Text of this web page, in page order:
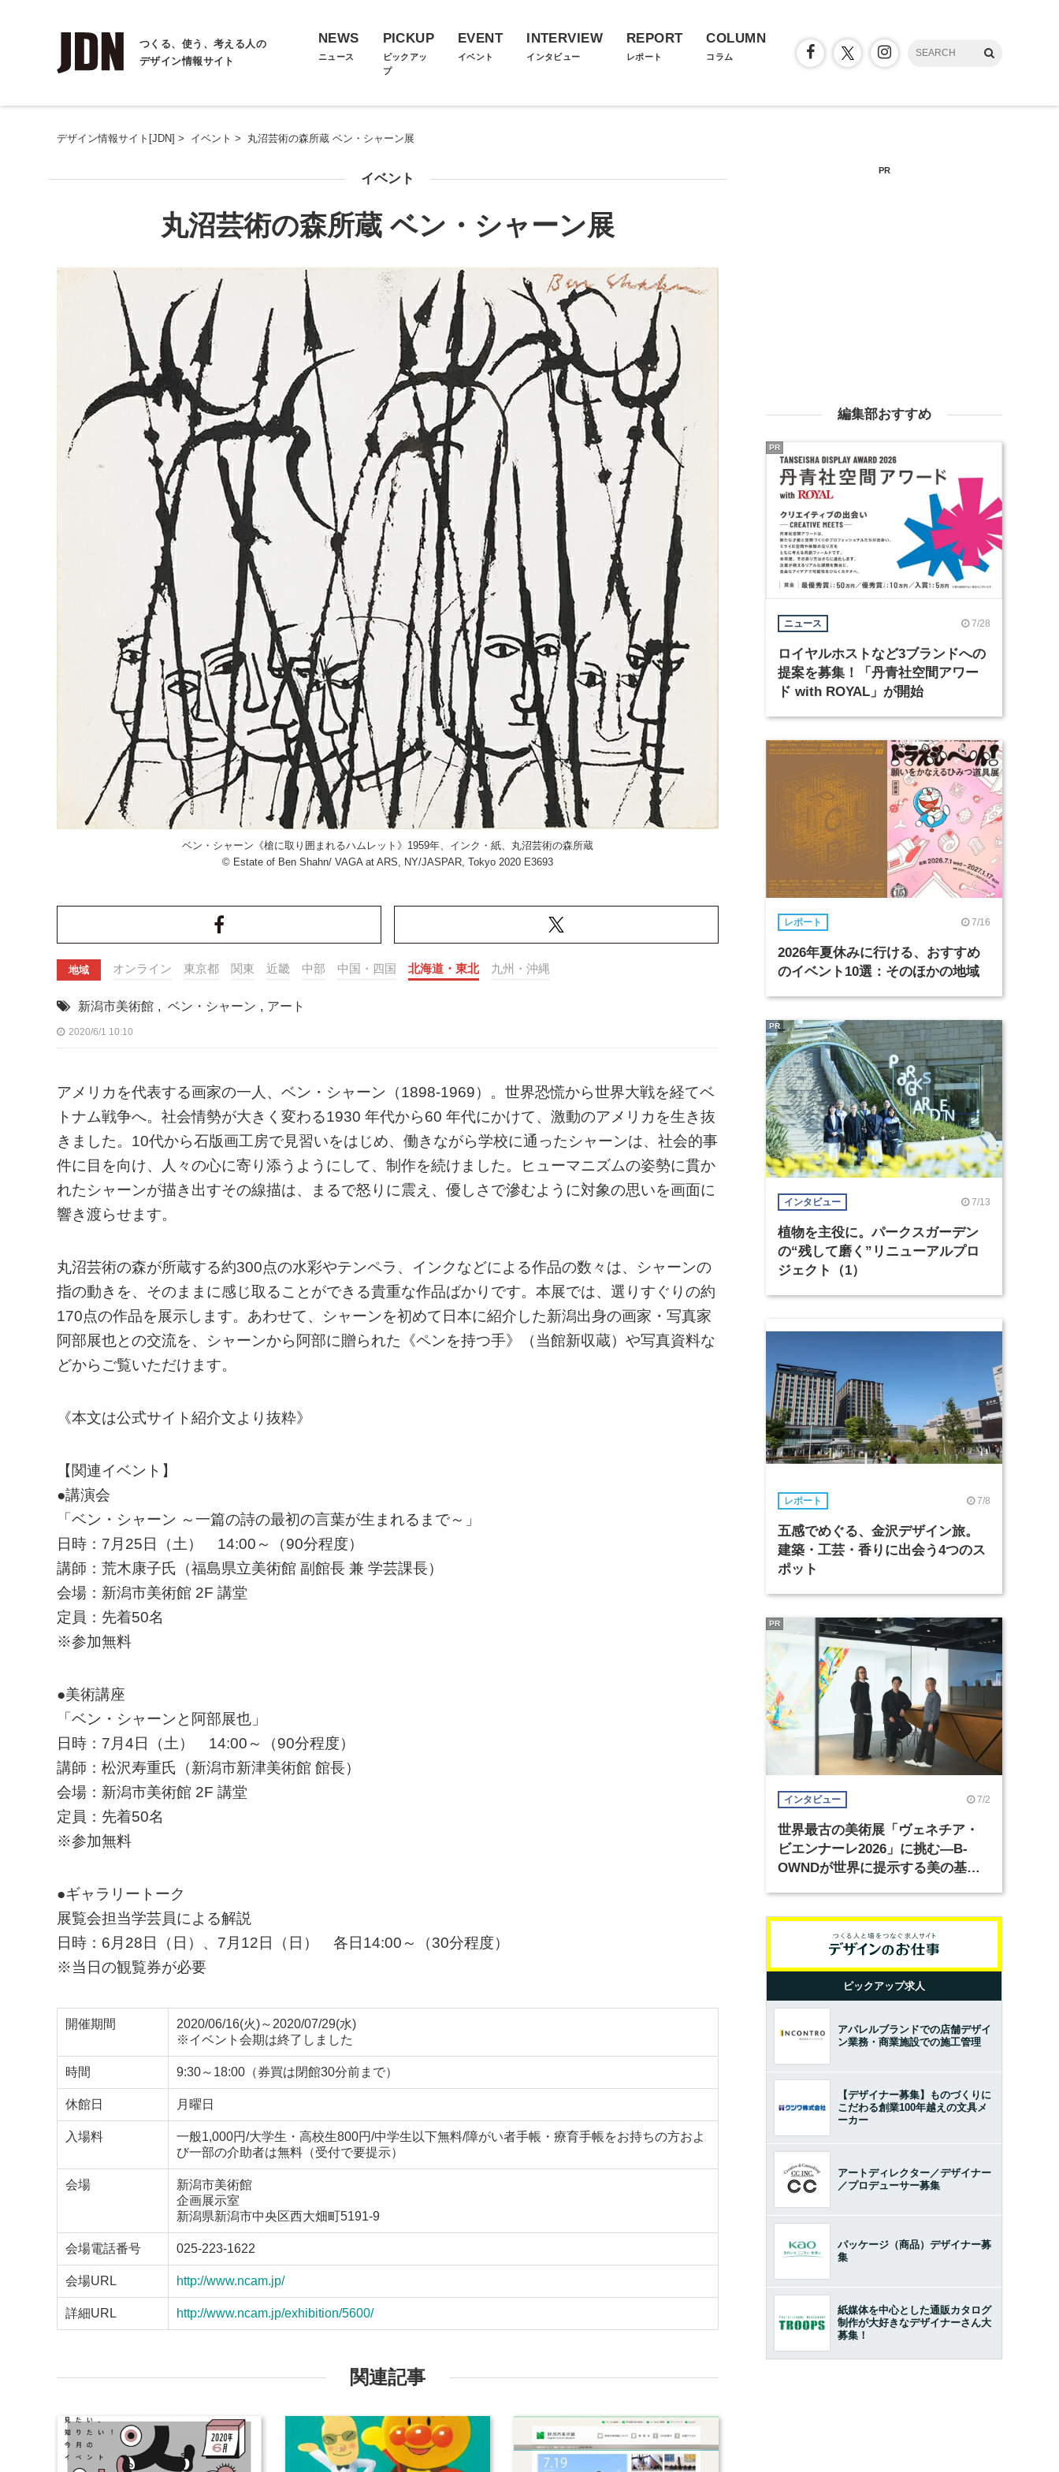
つくる、使う、考える人の
デザイン情報サイト
NEWS
ニュース
PICKUP
ピックアッ
プ
EVENT
イベント
INTERVIEW
インタビュー
REPORT
レポート
COLUMN
コラム
デザイン情報サイト[JDN] > イベント > 丸沼芸術の森所蔵 ベン・シャーン展
イベント
丸沼芸術の森所蔵 ベン・シャーン展
ベン・シャーン《槍に取り囲まれるハムレット》1959年、インク・紙、丸沼芸術の森所蔵
© Estate of Ben Shahn/ VAGA at ARS, NY/JASPAR, Tokyo 2020 E3693
地域 オンライン 東京都 関東 近畿 中部 中国・四国 北海道・東北 九州・沖縄
新潟市美術館 , ベン・シャーン , アート
2020/6/1 10:10
アメリカを代表する画家の一人、ベン・シャーン（1898-1969）。世界恐慌から世界大戦を経てベ
トナム戦争へ。社会情勢が大きく変わる1930 年代から60 年代にかけて、激動のアメリカを生き抜
きました。10代から石版画工房で見習いをはじめ、働きながら学校に通ったシャーンは、社会的事
件に目を向け、人々の心に寄り添うようにして、制作を続けました。ヒューマニズムの姿勢に貫か
れたシャーンが描き出すその線描は、まるで怒りに震え、優しさで滲むように対象の思いを画面に
響き渡らせます。
丸沼芸術の森が所蔵する約300点の水彩やテンペラ、インクなどによる作品の数々は、シャーンの
指の動きを、そのままに感じ取ることができる貴重な作品ばかりです。本展では、選りすぐりの約
170点の作品を展示します。あわせて、シャーンを初めて日本に紹介した新潟出身の画家・写真家
阿部展也との交流を、シャーンから阿部に贈られた《ペンを持つ手》（当館新収蔵）や写真資料な
どからご覧いただけます。
《本文は公式サイト紹介文より抜粋》
【関連イベント】
●講演会
「ベン・シャーン ～一篇の詩の最初の言葉が生まれるまで～」
日時：7月25日（土） 14:00～（90分程度）
講師：荒木康子氏（福島県立美術館 副館長 兼 学芸課長）
会場：新潟市美術館 2F 講堂
定員：先着50名
※参加無料
●美術講座
「ベン・シャーンと阿部展也」
日時：7月4日（土） 14:00～（90分程度）
講師：松沢寿重氏（新潟市新津美術館 館長）
会場：新潟市美術館 2F 講堂
定員：先着50名
※参加無料
●ギャラリートーク
展覧会担当学芸員による解説
日時：6月28日（日）、7月12日（日） 各日14:00～（30分程度）
※当日の観覧券が必要
開催期間
2020/06/16(火)～2020/07/29(水)
※イベント会期は終了しました
時間 9:30～18:00（券買は閉館30分前まで）
休館日 月曜日
入場料
一般1,000円/大学生・高校生800円/中学生以下無料/障がい者手帳・療育手帳をお持ちの方およ
び一部の介助者は無料（受付で要提示）
会場
新潟市美術館
企画展示室
新潟県新潟市中央区西大畑町5191-9
会場電話番号 025-223-1622
会場URL http://www.ncam.jp/
詳細URL http://www.ncam.jp/exhibition/5600/
関連記事
PR
編集部おすすめ
ニュース 7/28
ロイヤルホストなど3ブランドへの
提案を募集！「丹青社空間アワー
ド with ROYAL」が開始
PR
レポート 7/16
2026年夏休みに行ける、おすすめ
のイベント10選：そのほかの地域
インタビュー 7/13
植物を主役に。パークスガーデン
の“残して磨く”リニューアルプロ
ジェクト（1）
PR
レポート 7/8
五感でめぐる、金沢デザイン旅。
建築・工芸・香りに出会う4つのス
ポット
インタビュー 7/2
世界最古の美術展「ヴェネチア・
ビエンナーレ2026」に挑む―B-
OWNDが世界に提示する美の基準
PR
ピックアップ求人
アパレルブランドでの店舗デザイ
ン業務・商業施設での施工管理
【デザイナー募集】ものづくりに
こだわる創業100年越えの文具メ
ーカー
アートディレクター／デザイナー
／プロデューサー募集
パッケージ（商品）デザイナー募
集
紙媒体を中心とした通販カタログ
制作が大好きなデザイナーさん大
募集！